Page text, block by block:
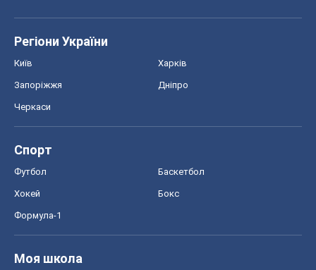
Регіони України
Київ Харків
Запоріжжя Дніпро
Черкаси
Спорт
Футбол Баскетбол
Хокей Бокс
Формула-1
Моя школа